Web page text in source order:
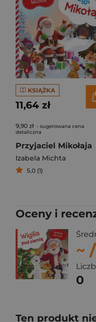
KSIĄŻKA
11,64 zł
9,90 zł - sugerowana cena
detaliczna
Przyjaciel Mikołaja
Izabela Michta
5,0 (1)
Oceny i
~
0
Ten produkt